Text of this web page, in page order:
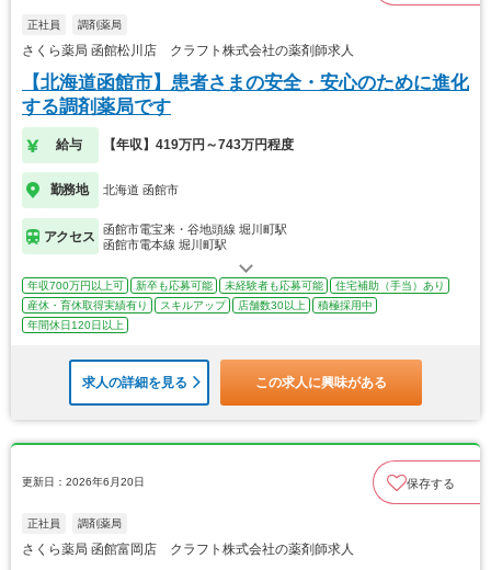
正社員 調剤薬局
さくら薬局 函館松川店 クラフト株式会社の薬剤師求人
【北海道函館市】患者さまの安全・安心のために進化
する調剤薬局です
給与 【年収】419万円～743万円程度
勤務地 北海道 函館市
アクセス
函館市電宝来・谷地頭線 堀川町駅
函館市電本線 堀川町駅
年収700万円以上可 新卒も応募可能 未経験者も応募可能
住宅補助（手当）あり
産休・育休取得実績有り
スキルアップ 店舗数30以上
積極採用中
年間休日120日以上
求人の詳細を見る この求人に興味がある
更新日：2026年6月20日 保存する
正社員 調剤薬局
さくら薬局 函館富岡店 クラフト株式会社の薬剤師求人